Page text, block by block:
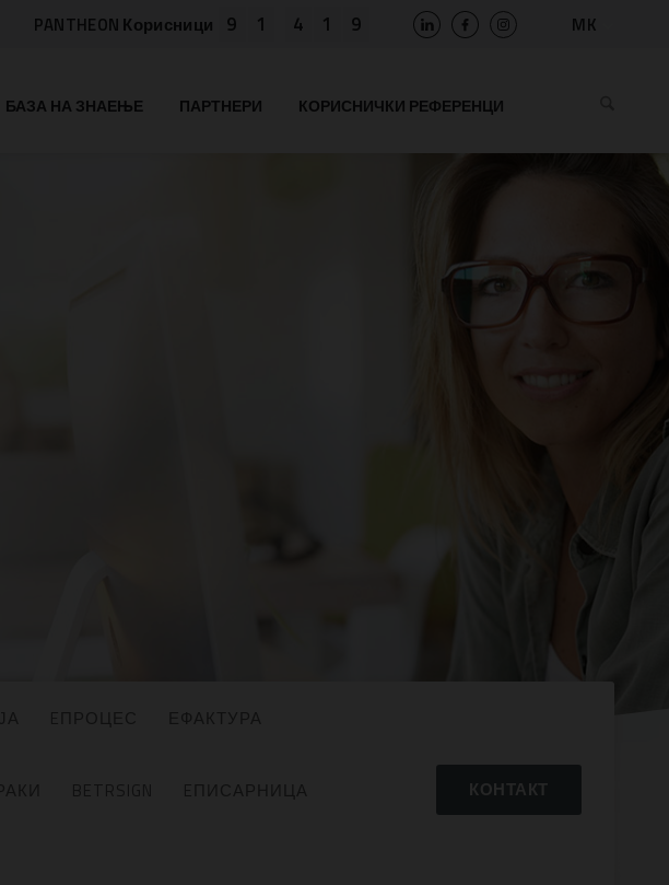
PANTHEON Корисници 9 1 4 1 9
MK
BIH
BG
БАЗА НА ЗНАЕЊЕ ПАРТНЕРИ КОРИСНИЧКИ РЕФЕРЕНЦИ
КОНТАКТ